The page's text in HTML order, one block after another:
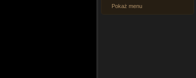
Pokaż menu